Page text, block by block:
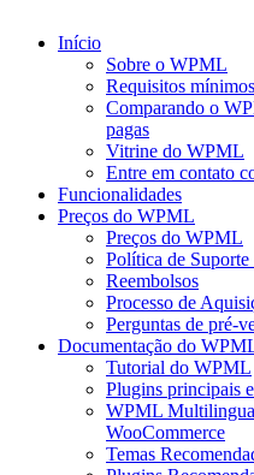
Início
Sobre o WPML
Requisitos
Comparando o
pagas
Vitrine do WPML
Entre em contato
Funcionalidades
Preços do WPML
Preços do WPML
Política de
Reembolsos
Processo de
Perguntas de pré-
Documentação do
Tutorial do WPML
Plugins principais
WPML
WooCommerce
Temas